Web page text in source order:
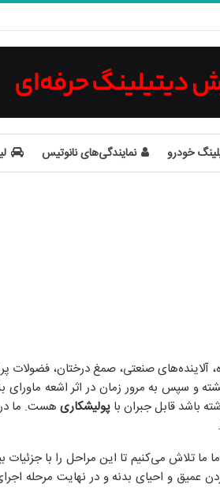
خودرو نمایندگی‌های نانوتیس
آلاینده‌های صنعتی، صمغ درختان، فضولات
و سپس به مرور زمان در اثر اشعه
باشد قابل جبران با پولیشکاریهست. ما در
تلاش می‌کنیم تا این مراحل را با جزئیات
عمیق و احیای بدنه و در نهایت مرحله